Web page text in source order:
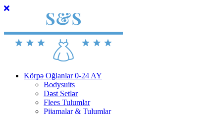
Körpə Oğlanlar 0-24 AY
Bodysuits
Dəst Setlər
Flees Tulumlar
Pijamalar & Tulumlar